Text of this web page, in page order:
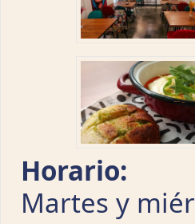
Horario:
Martes y